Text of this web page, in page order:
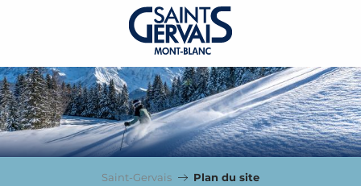
Saint-Gervais Plan du site